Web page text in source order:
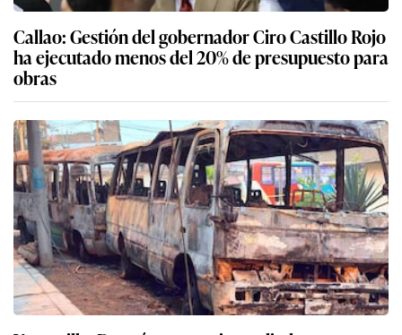
Callao: Gestión del gobernador Ciro Castillo Rojo
ha ejecutado menos del 20% de presupuesto para
obras